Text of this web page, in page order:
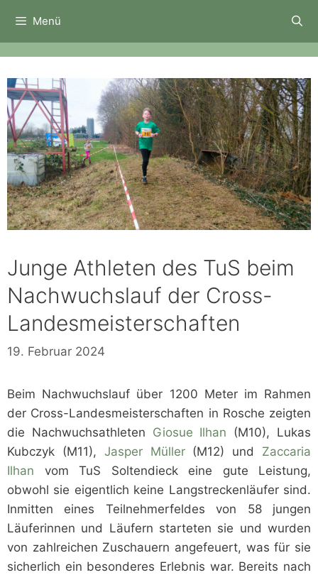
Inhalt
springen
Menü
Junge Athleten des TuS beim
Nachwuchslauf der Cross-
Landesmeisterschaften
19. Februar 2024
Beim Nachwuchslauf über 1200 Meter im Rahmen
der Cross-Landesmeisterschaften in Rosche zeigten
die Nachwuchsathleten Giosue Ilhan (M10), Lukas
Kubczyk (M11), Jasper Müller(M12) und Zaccaria
Ilhan vom TuS Soltendieck eine gute Leistung,
obwohl sie eigentlich keine Langstreckenläufer sind.
Inmitten eines Teilnehmerfeldes von 58 jungen
Läuferinnen und Läufern starteten sie und wurden
von zahlreichen Zuschauern angefeuert, was für sie
sicherlich ein besonderes Erlebnis war. Bereits nach